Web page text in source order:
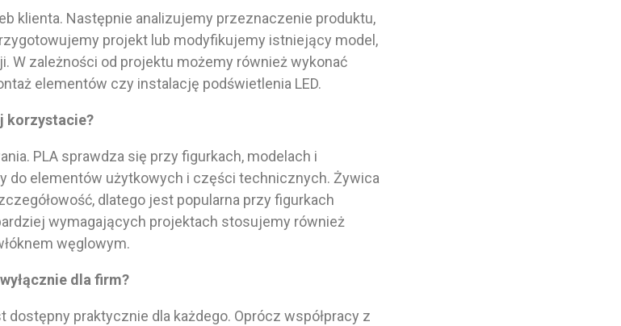
klienta. Następnie analizujemy przeznaczenie produktu,
projekt lub modyfikujemy istniejący model,
W zależności od projektu możemy również wykonać
elementów czy instalację podświetlenia LED.
korzystacie?
PLA sprawdza się przy figurkach, modelach i
do elementów użytkowych i części technicznych. Żywica
dlatego jest popularna przy figurkach
wymagających projektach stosujemy również
węglowym.
dla firm?
dostępny praktycznie dla każdego. Oprócz współpracy z